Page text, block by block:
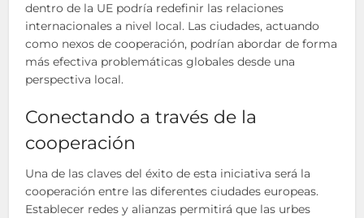
dentro de la UE podría redefinir las relaciones
internacionales a nivel local. Las ciudades, actuando
como nexos de cooperación, podrían abordar de forma
más efectiva problemáticas globales desde una
perspectiva local.
Conectando a través de la
cooperación
Una de las claves del éxito de esta iniciativa será la
cooperación entre las diferentes ciudades europeas.
Establecer redes y alianzas permitirá que las urbes